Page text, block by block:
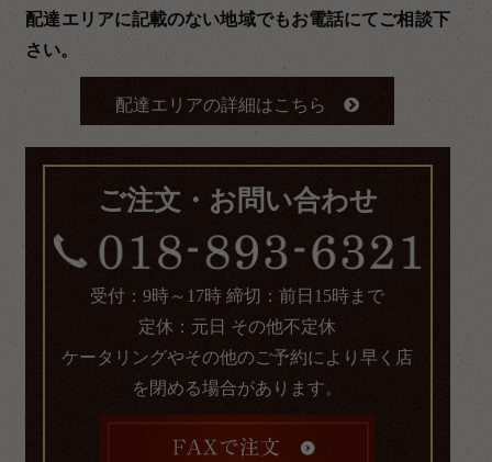
配達エリアに記載のない地域でもお電話にてご相談下
さい。
配達エリアの詳細はこちら
ご注文・お問い合わせ
受付：9時～17時 締切：前日15時まで
定休：元日 その他不定休
ケータリングやその他のご予約により早く店
を閉める場合があります。